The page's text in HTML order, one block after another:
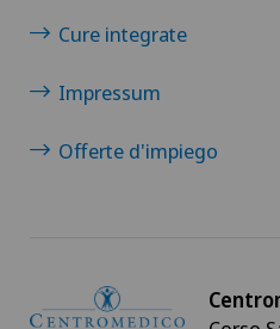
Cure integrate
Impressum
Offerte d'impiego